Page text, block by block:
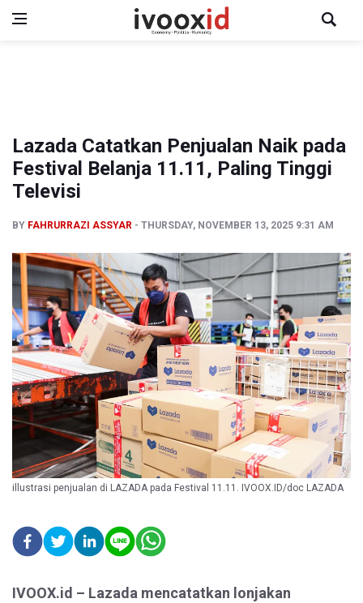
Lazada Catatkan Penjualan Naik pada
Festival Belanja 11.11, Paling Tinggi
Televisi
BY FAHRURRAZI ASSYAR THURSDAY, NOVEMBER 13, 2025 9:31 AM
illustrasi penjualan di LAZADA pada Festival 11.11. IVOOX.ID/doc LAZADA
IVOOX.id – Lazada mencatatkan lonjakan